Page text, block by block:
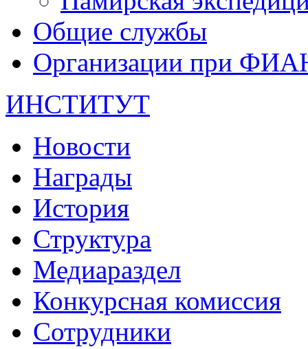
Общие службы
Организации при
ИНСТИТУТ
Новости
Награды
История
Структура
Медиараздел
Конкурсная комиссия
Сотрудники